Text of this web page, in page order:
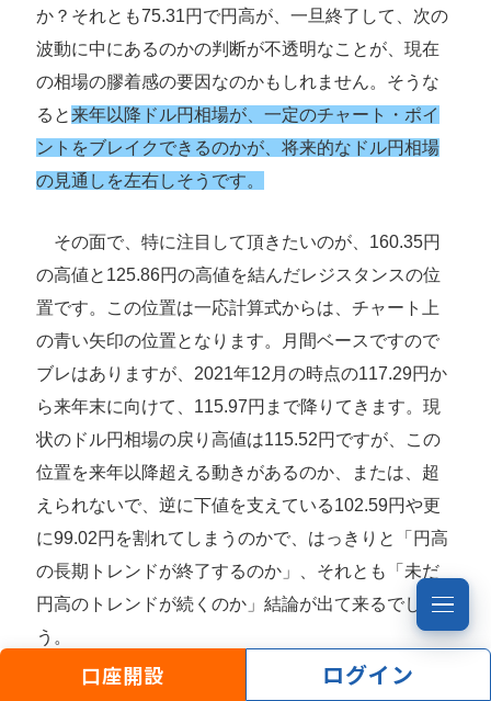
口座開設 ログイン
か？それとも75.31円で円高が、一旦終了して、次の
波動に中にあるのかの判断が不透明なことが、現在
の相場の膠着感の要因なのかもしれません。そうな
ると来年以降ドル円相場が、一定のチャート・ポイ
ントをブレイクできるのかが、将来的なドル円相場
の見通しを左右しそうです。
その面で、特に注目して頂きたいのが、160.35円
の高値と125.86円の高値を結んだレジスタンスの位
置です。この位置は一応計算式からは、チャート上
の青い矢印の位置となります。月間ベースですので
ブレはありますが、2021年12月の時点の117.29円か
ら来年末に向けて、115.97円まで降りてきます。現
状のドル円相場の戻り高値は115.52円ですが、この
位置を来年以降超える動きがあるのか、または、超
えられないで、逆に下値を支えている102.59円や更
に99.02円を割れてしまうのかで、はっきりと「円高
の長期トレンドが終了するのか」、それとも「未だ
円高のトレンドが続くのか」結論が出て来るでしょ
う。